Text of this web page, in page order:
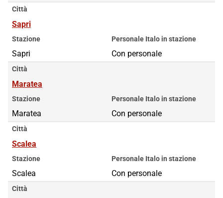
Città
Sapri
Stazione
Sapri
Personale Italo in stazione
Con personale
Città
Maratea
Stazione
Maratea
Personale Italo in stazione
Con personale
Città
Scalea
Stazione
Scalea
Personale Italo in stazione
Con personale
Città